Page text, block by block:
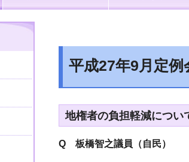
平成27年9月定例
地権者の負担軽減につい
Q 板橋智之議員（自民）